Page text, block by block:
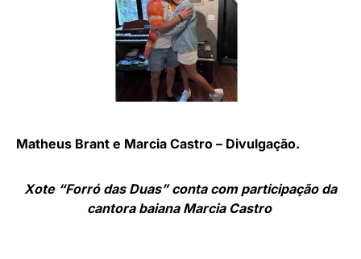
Matheus Brant e Marcia Castro – Divulgação.
Xote “Forró das Duas” conta com participação da
cantora baiana Marcia Castro